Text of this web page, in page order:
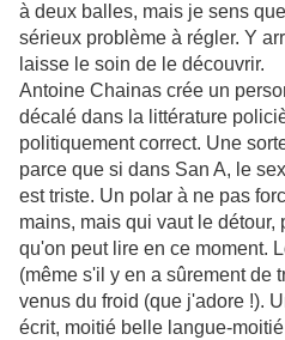
à deux balles, mais je sens
sérieux problème à régler. Y
laisse le soin de le découvrir.
Antoine Chainas crée un
décalé dans la littérature
politiquement correct. Une
parce que si dans San A, le
est triste. Un polar à ne pas
mains, mais qui vaut le
qu'on peut lire en ce moment.
(même s'il y en a sûrement de
venus du froid (que j'adore !).
écrit, moitié belle langue-